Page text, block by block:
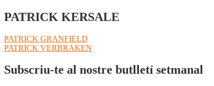
PATRICK KERSALE
Navegació
d'entrades
Entrada
anterior:
PATRICK GRANFIELD
Pròxima
PATRICK VERBRAKEN
Subscriu-te al nostre butlletí setmanal